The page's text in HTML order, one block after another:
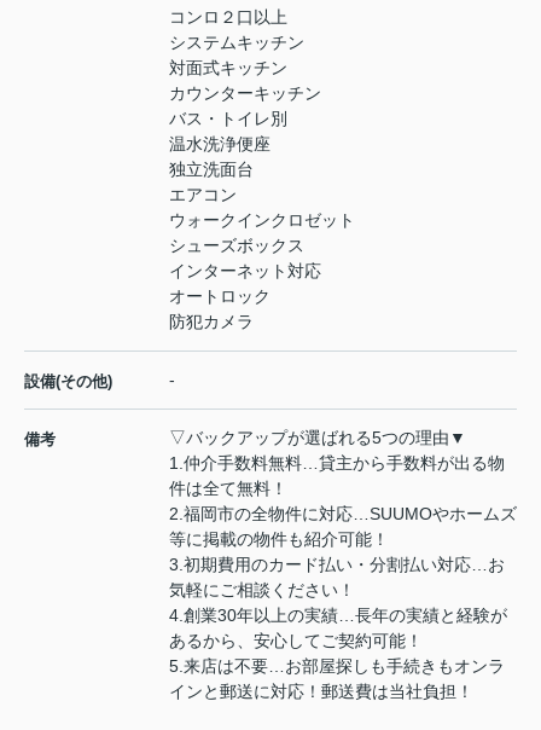
コンロ２口以上
システムキッチン
対面式キッチン
カウンターキッチン
バス・トイレ別
温水洗浄便座
独立洗面台
エアコン
ウォークインクロゼット
シューズボックス
インターネット対応
オートロック
防犯カメラ
設備(その他) -
備考
▽バックアップが選ばれる5つの理由▼
1.仲介手数料無料…貸主から手数料が出る物
件は全て無料！
2.福岡市の全物件に対応…SUUMOやホームズ
等に掲載の物件も紹介可能！
3.初期費用のカード払い・分割払い対応…お
気軽にご相談ください！
4.創業30年以上の実績…長年の実績と経験が
あるから、安心してご契約可能！
5.来店は不要…お部屋探しも手続きもオンラ
インと郵送に対応！郵送費は当社負担！